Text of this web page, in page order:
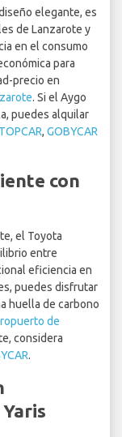
elegante, es
de Lanzarote y
en el consumo
para
precio en
. Si el Aygo
puedes alquilar
TOPCAR, GOBYCAR
con
el Toyota
entre
eficiencia en
puedes disfrutar
huella de carbono
de
considera
.